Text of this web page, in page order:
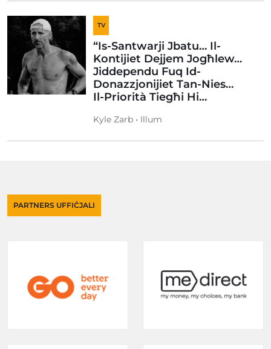
TV
“Is-Santwarji Jbatu… Il-
Kontijiet Dejjem Jogħlew…
Jiddependu Fuq Id-
Donazzjonijiet Tan-Nies…
Il-Priorità Tiegħi Hi…
Kyle Zarb • Illum
PARTNERS UFFIĊJALI